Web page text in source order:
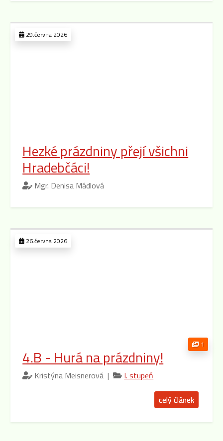
29.června 2026
Hezké prázdniny přejí všichni
Hradebčáci!
Mgr. Denisa Mádlová
26.června 2026
1
4.B - Hurá na prázdniny!
Kristýna Meisnerová | I. stupeň
celý článek